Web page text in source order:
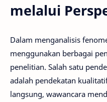
melalui
Dalam menganalisis
menggunakan berbagai
penelitian. Salah satu
adalah pendekatan
langsung, wawancara